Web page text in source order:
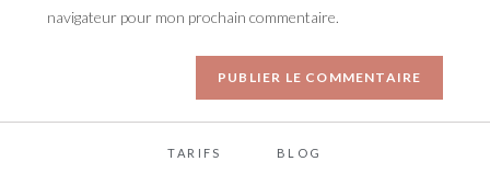
navigateur pour mon prochain commentaire.
TARIFS BLOG